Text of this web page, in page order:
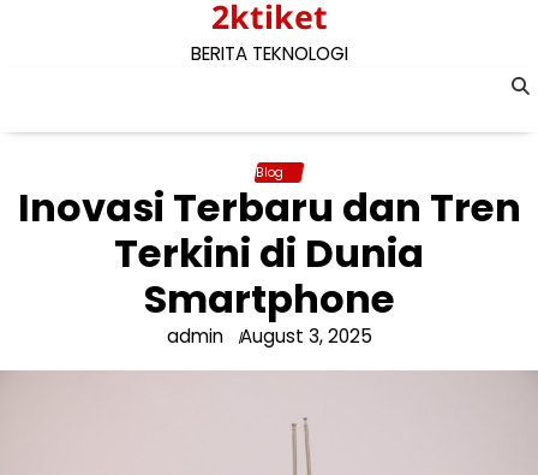
2ktiket
BERITA TEKNOLOGI
Blog
Inovasi Terbaru dan Tren
Terkini di Dunia
Smartphone
admin August 3, 2025